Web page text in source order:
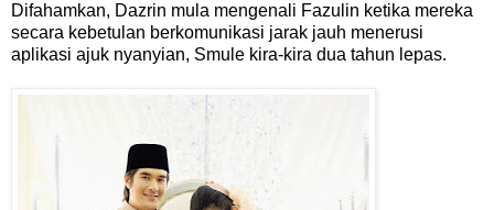
Difahamkan, Dazrin mula mengenali Fazulin ketika mereka
secara kebetulan berkomunikasi jarak jauh menerusi
aplikasi ajuk nyanyian, Smule kira-kira dua tahun lepas.